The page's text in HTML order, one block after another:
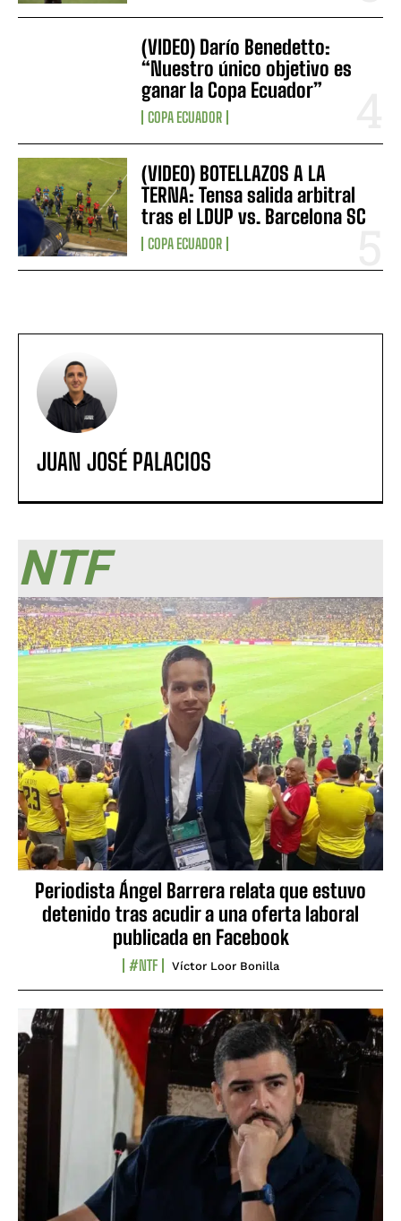
(VIDEO) Darío Benedetto:
“Nuestro único objetivo es
ganar la Copa Ecuador”
COPA ECUADOR
(VIDEO) BOTELLAZOS A LA
TERNA: Tensa salida arbitral
tras el LDUP vs. Barcelona SC
COPA ECUADOR
JUAN JOSÉ PALACIOS
NTF
Periodista Ángel Barrera relata que estuvo
detenido tras acudir a una oferta laboral
publicada en Facebook
#NTF Víctor Loor Bonilla